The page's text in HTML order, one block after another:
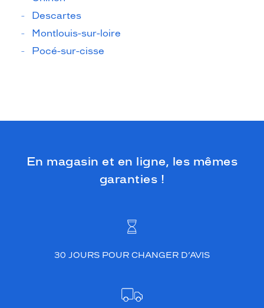
Descartes
Montlouis-sur-loire
Pocé-sur-cisse
En magasin et en ligne, les mêmes
garanties !
30 JOURS POUR CHANGER D’AVIS